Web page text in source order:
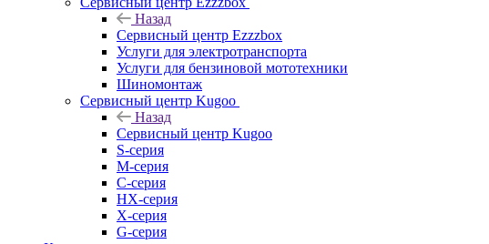
Назад
Сервисный центр Ezzzbox
Услуги для электротранспорта
Услуги для бензиновой мототехники
Шиномонтаж
Сервисный центр Kugoo
Назад
Сервисный центр Kugoo
S-cерия
M-серия
С-серия
HX-серия
X-серия
G-серия